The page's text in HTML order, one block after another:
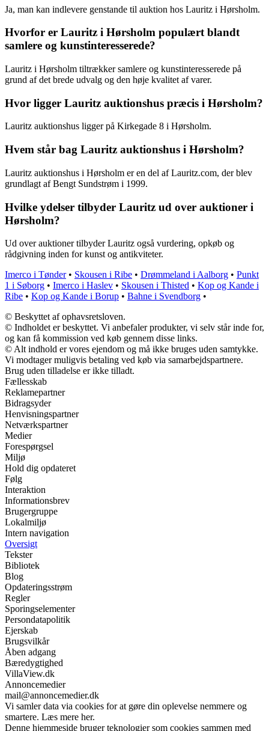
Ja, man kan indlevere genstande til auktion hos Lauritz i Hørsholm.
Hvorfor er Lauritz i Hørsholm populært blandt
samlere og kunstinteresserede?
Lauritz i Hørsholm tiltrækker samlere og kunstinteresserede på
grund af det brede udvalg og den høje kvalitet af varer.
Hvor ligger Lauritz auktionshus præcis i Hørsholm?
Lauritz auktionshus ligger på Kirkegade 8 i Hørsholm.
Hvem står bag Lauritz auktionshus i Hørsholm?
Lauritz auktionshus i Hørsholm er en del af Lauritz.com, der blev
grundlagt af Bengt Sundstrøm i 1999.
Hvilke ydelser tilbyder Lauritz ud over auktioner i
Hørsholm?
Ud over auktioner tilbyder Lauritz også vurdering, opkøb og
rådgivning inden for kunst og antikviteter.
Imerco i Tønder• Skousen i Ribe • Drømmeland i Aalborg • Punkt
1 i Søborg • Imerco i Haslev • Skousen i Thisted • Kop og Kande i
Ribe • Kop og Kande i Borup • Bahne i Svendborg •
© Beskyttet af ophavsretsloven.
© Indholdet er beskyttet. Vi anbefaler produkter, vi selv står inde for,
og kan få kommission ved køb gennem disse links.
© Alt indhold er vores ejendom og må ikke bruges uden samtykke.
Vi modtager muligvis betaling ved køb via samarbejdspartnere.
Brug uden tilladelse er ikke tilladt.
Fællesskab
Reklamepartner
Bidragsyder
Henvisningspartner
Netværkspartner
Medier
Forespørgsel
Miljø
Hold dig opdateret
Følg
Interaktion
Informationsbrev
Brugergruppe
Lokalmiljø
Intern navigation
Oversigt
Tekster
Bibliotek
Blog
Opdateringsstrøm
Regler
Sporingselementer
Persondatapolitik
Ejerskab
Brugsvilkår
Åben adgang
Bæredygtighed
VillaView.dk
Annoncemedier
mail@annoncemedier.dk
Vi samler data via cookies for at gøre din oplevelse nemmere og
smartere. Læs mere her.
Denne hjemmeside bruger teknologier som cookies sammen med